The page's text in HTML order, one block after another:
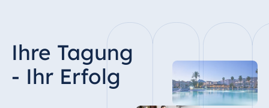
Jolie Ville Resort
& Casino Sharm
El Sheikh
Ihre Tagung
- Ihr Erfolg